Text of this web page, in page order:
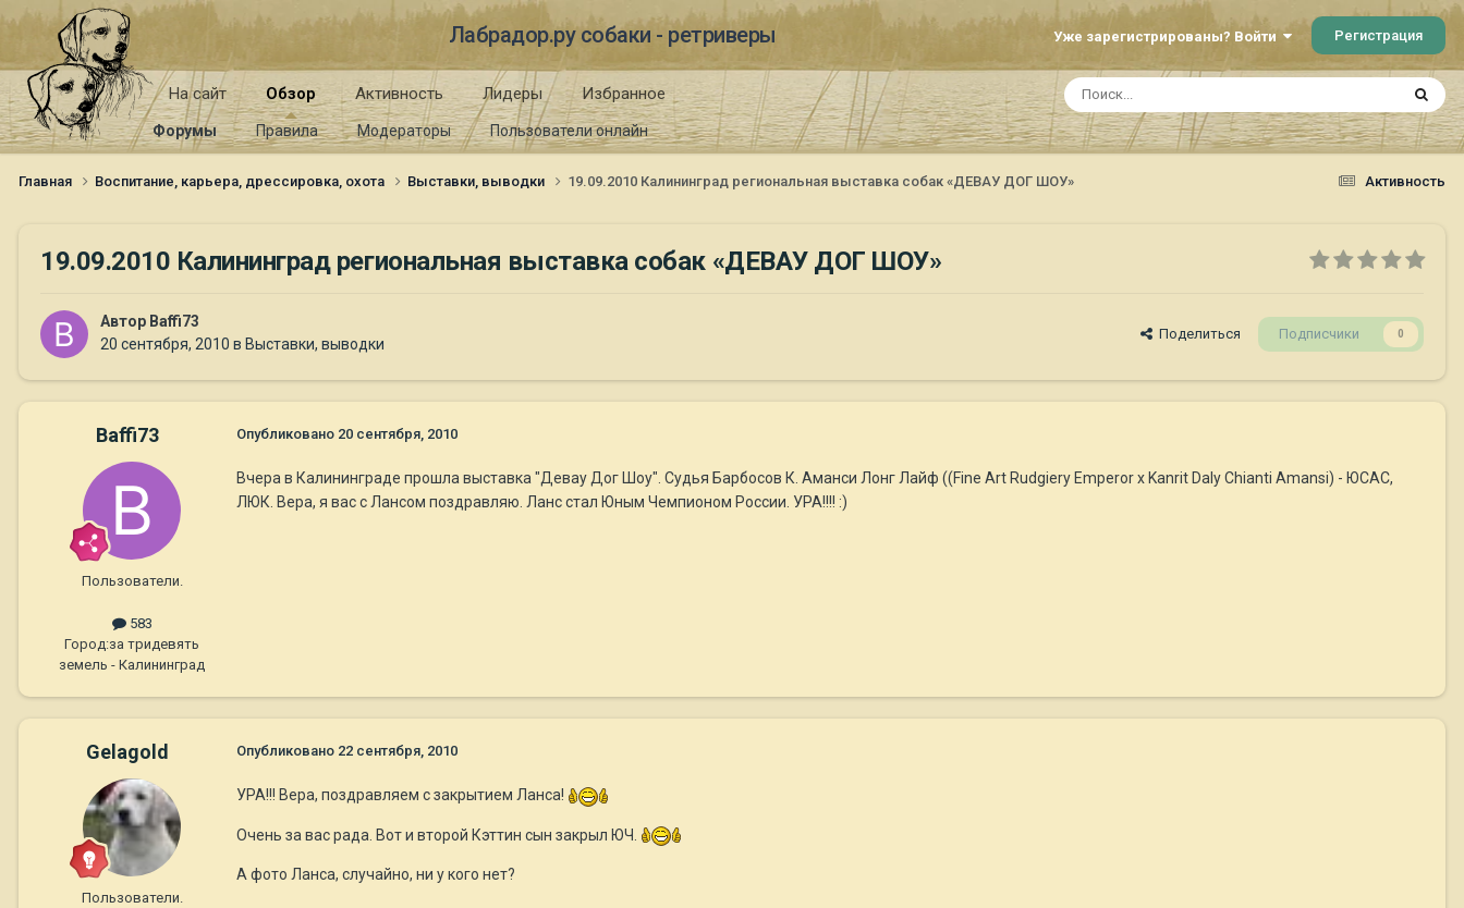
Лабрадор.ру собаки - ретриверы Уже зарегистрированы? Войти Регистрация
На сайт Обзор
Форумы Правила Модераторы Пользователи онлайн
Активность Лидеры Избранное
Активность
Главная Воспитание, карьера, дрессировка, охота Выставки, выводки 19.09.2010 Калининград региональная выставка собак «ДЕВАУ ДОГ ШОУ»
19.09.2010 Калининград региональная выставка собак «ДЕВАУ ДОГ ШОУ»
Автор Baffi73
20 сентября, 2010 в Выставки, выводки
Поделиться Подписчики 0
Baffi73
Пользователи.
583
Город:за тридевять
земель - Калининград
Опубликовано 20 сентября, 2010
Вчера в Калининграде прошла выставка "Девау Дог Шоу". Судья Барбосов К. Аманси Лонг Лайф ((Fine Art Rudgiery Emperor х Kanrit Daly Chianti Amansi) - ЮСАС,
ЛЮК. Вера, я вас с Лансом поздравляю. Ланс стал Юным Чемпионом России. УРА!!!! :)
Gelagold
Пользователи.
Опубликовано 22 сентября, 2010
УРА!!! Вера, поздравляем с закрытием Ланса!
Очень за вас рада. Вот и второй Кэттин сын закрыл ЮЧ.
А фото Ланса, случайно, ни у кого нет?